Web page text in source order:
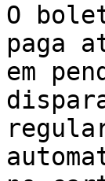
O
paga
em